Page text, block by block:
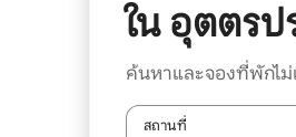
ใน อุตตรป
ค้นหาและจองที่พักไม่
สถานที่